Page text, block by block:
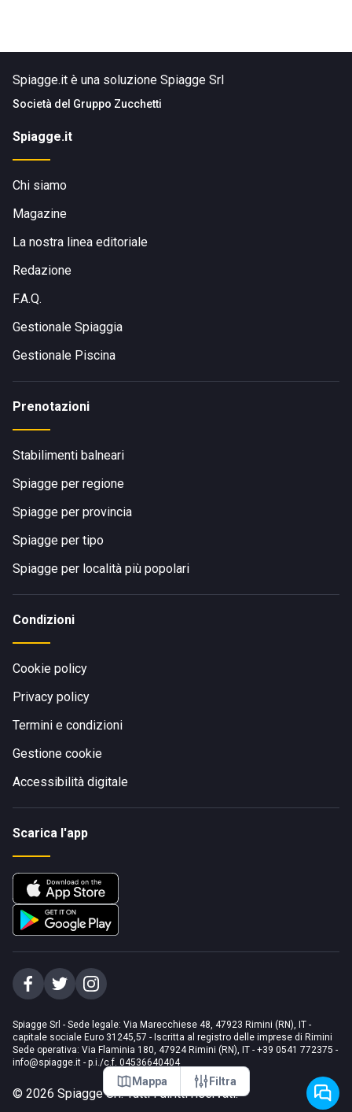
Mappa Filtra
Spiagge.it è una soluzione Spiagge Srl
Società del Gruppo Zucchetti
Spiagge.it
Chi siamo
Magazine
La nostra linea editoriale
Redazione
F.A.Q.
Gestionale Spiaggia
Gestionale Piscina
Prenotazioni
Stabilimenti balneari
Spiagge per regione
Spiagge per provincia
Spiagge per tipo
Spiagge per località più popolari
Condizioni
Cookie policy
Privacy policy
Termini e condizioni
Gestione cookie
Accessibilità digitale
Scarica l'app
Spiagge Srl - Sede legale: Via Marecchiese 48, 47923 Rimini (RN), IT -
capitale sociale Euro 31245,57 - Iscritta al registro delle imprese di Rimini
Sede operativa: Via Flaminia 180, 47924 Rimini (RN), IT - +39 0541 772375 -
info@spiagge.it - p.i./c.f. 04536640404
© 2026 Spiagge Srl. Tutti i diritti riservati.